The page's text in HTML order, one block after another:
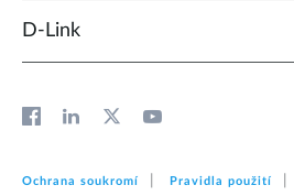
D‑Link
Ochrana soukromí Pravidla použití